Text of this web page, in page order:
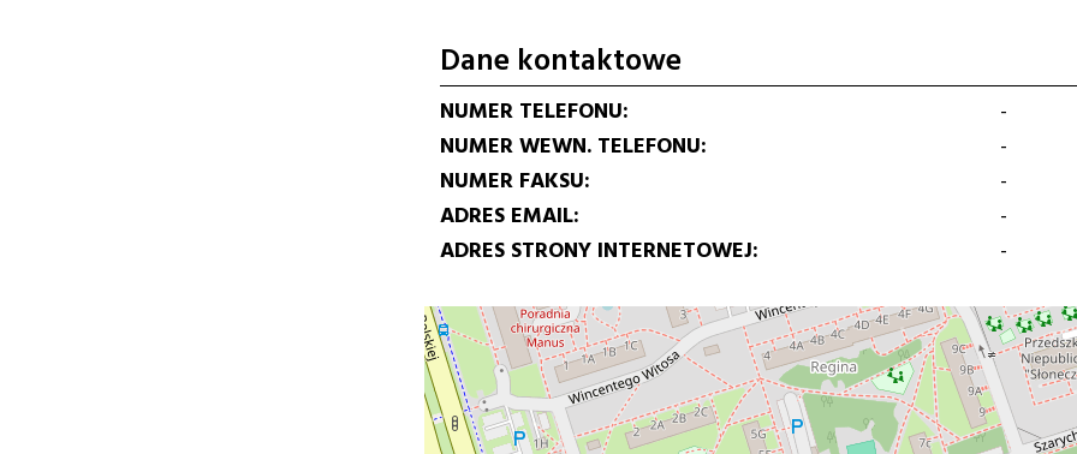
Dane kontaktowe
NUMER TELEFONU
-
NUMER WEWN. TELEFONU
-
NUMER FAKSU
-
ADRES EMAIL
-
ADRES STRONY INTERNETOWEJ
-